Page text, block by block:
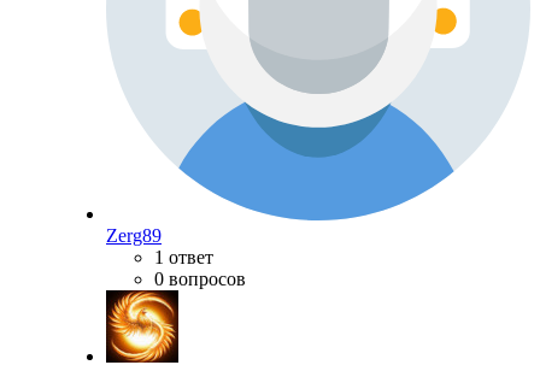
Zerg89
1 ответ
0 вопросов